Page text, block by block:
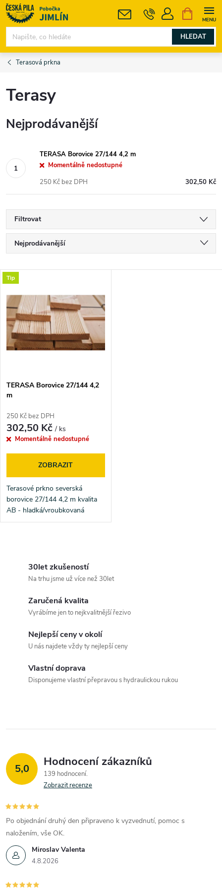
Přejít
na
obsah
HLEDAT
NÁKUPNÍ
KOŠÍK
Terasová prkna
Terasy
Nejprodávanější
TERASA Borovice 27/144 4,2 m
Momentálně nedostupné
302,50 Kč
250 Kč bez DPH
Filtrovat
Ř
a
z
e
n
p
r
o
u
k
Nejprodávanější
Nejdražší
Abecedně
V
ý
p
i
s
p
r
o
d
u
k
Tip
TERASA Borovice 27/144 4,2
m
250 Kč bez DPH
302,50 Kč/ ks
Momentálně nedostupné
ZOBRAZIT
Terasové prkno severská
borovice 27/144 4,2 m kvalita
AB - hladká/vroubkovaná
r
v
k
v
ý
p
i
30let zkušeností
Na trhu jsme už více než 30let
Zaručená kvalita
Vyrábíme jen to nejkvalitnější řezivo
Nejlepší ceny v okolí
U nás najdete vždy ty nejlepší ceny
Vlastní doprava
Disponujeme vlastní přepravou s hydraulickou rukou
5,0 Hodnocení zákazníků
139 hodnocení
Zobrazit recenze
Miroslav Valenta
4.8.2026
Po objednání druhý den připraveno k vyzvednutí, pomoc s
naložením, vše OK.